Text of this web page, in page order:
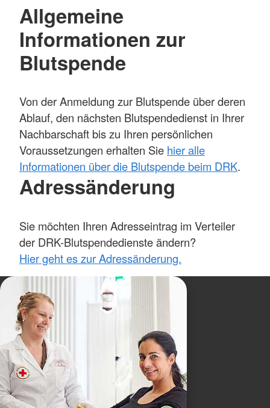
Allgemeine
Informationen zur
Blutspende
Von der Anmeldung zur Blutspende über deren
Ablauf, den nächsten Blutspendedienst in Ihrer
Nachbarschaft bis zu Ihren persönlichen
Voraussetzungen erhalten Sie hier alle
Informationen über die Blutspende beim DRK.
Adressänderung
Sie möchten Ihren Adresseintrag im Verteiler
der DRK-Blutspendedienste ändern?
Hier geht es zur Adressänderung.